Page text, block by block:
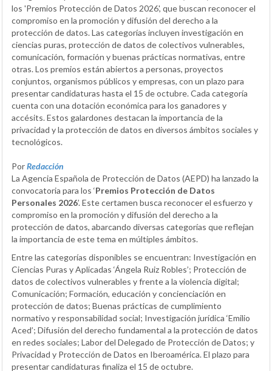
los 'Premios Protección de Datos 2026', que buscan reconocer el
compromiso en la promoción y difusión del derecho a la
protección de datos. Las categorías incluyen investigación en
ciencias puras, protección de datos de colectivos vulnerables,
comunicación, formación y buenas prácticas normativas, entre
otras. Los premios están abiertos a personas, proyectos
conjuntos, organismos públicos y empresas, con un plazo para
presentar candidaturas hasta el 15 de octubre. Cada categoría
cuenta con una dotación económica para los ganadores y
accésits. Estos galardones destacan la importancia de la
privacidad y la protección de datos en diversos ámbitos sociales y
tecnológicos.
PorRedacción
La Agencia Española de Protección de Datos (AEPD) ha lanzado la
convocatoria para los ‘Premios Protección de Datos
Personales 2026’. Este certamen busca reconocer el esfuerzo y
compromiso en la promoción y difusión del derecho a la
protección de datos, abarcando diversas categorías que reflejan
la importancia de este tema en múltiples ámbitos.
Entre las categorías disponibles se encuentran: Investigación en
Ciencias Puras y Aplicadas ‘Ángela Ruiz Robles’; Protección de
datos de colectivos vulnerables y frente a la violencia digital;
Comunicación; Formación, educación y concienciación en
protección de datos; Buenas prácticas de cumplimiento
normativo y responsabilidad social; Investigación jurídica ‘Emilio
Aced’; Difusión del derecho fundamental a la protección de datos
en redes sociales; Labor del Delegado de Protección de Datos; y
Privacidad y Protección de Datos en Iberoamérica. El plazo para
presentar candidaturas finaliza el 15 de octubre.